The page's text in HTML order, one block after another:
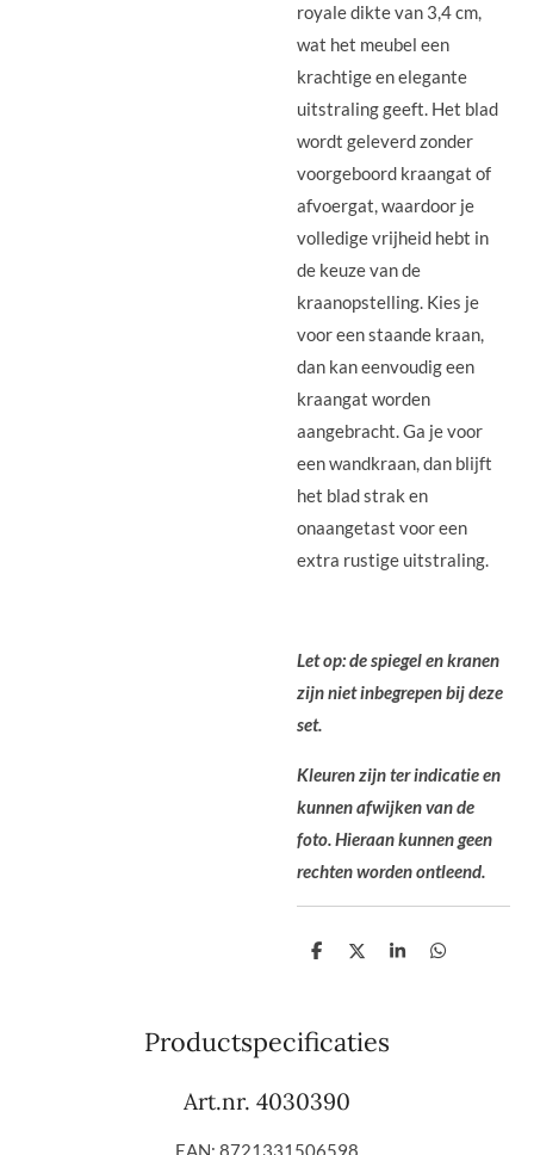
royale dikte van 3,4 cm,
wat het meubel een
krachtige en elegante
uitstraling geeft. Het blad
wordt geleverd zonder
voorgeboord kraangat of
afvoergat, waardoor je
volledige vrijheid hebt in
de keuze van de
kraanopstelling. Kies je
voor een staande kraan,
dan kan eenvoudig een
kraangat worden
aangebracht. Ga je voor
een wandkraan, dan blijft
het blad strak en
onaangetast voor een
extra rustige uitstraling.
Let op: de spiegel en kranen
zijn niet inbegrepen bij deze
set.
Kleuren zijn ter indicatie en
kunnen afwijken van de
foto. Hieraan kunnen geen
rechten worden ontleend.
D
n
D
S
D
Productspecificaties
Art.nr. 4030390
EAN: 8721331506598